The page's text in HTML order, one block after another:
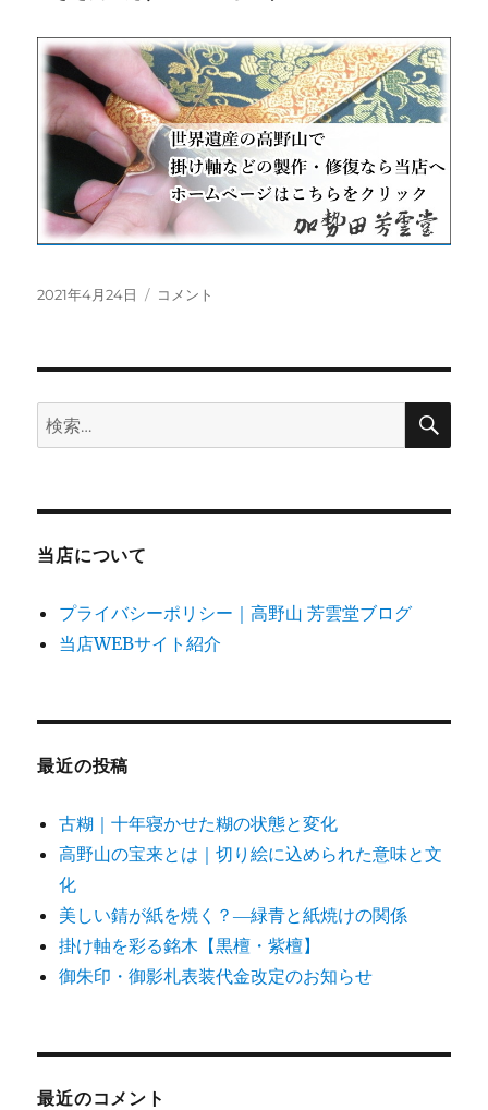
投
2021年4月24日
桐
け
コ
コメント
検
索:
検
当店について
プライバシーポリシー｜高野山 芳雲堂ブログ
当店WEBサイト紹介
最近の投稿
古糊｜十年寝かせた糊の状態と変化
高野山の宝来とは｜切り絵に込められた意味と文
化
美しい錆が紙を焼く？―緑青と紙焼けの関係
掛け軸を彩る銘木【黒檀・紫檀】
御朱印・御影札表装代金改定のお知らせ
最近のコメント